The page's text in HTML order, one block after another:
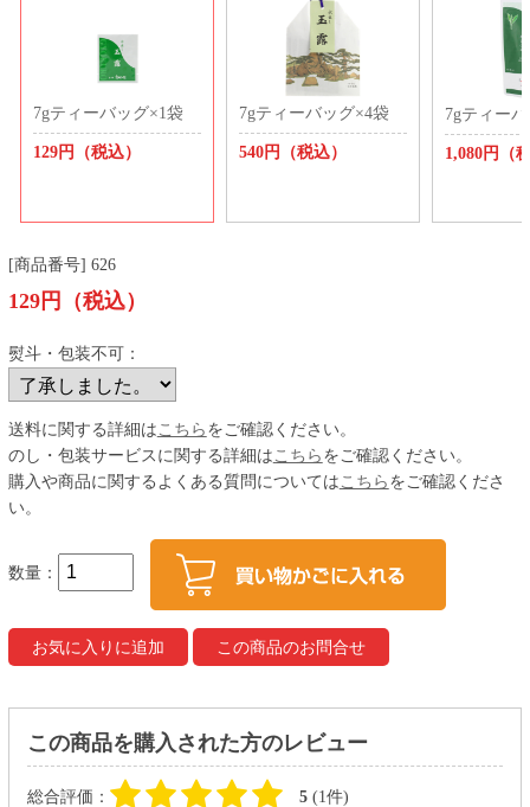
7gティーバッグ×1袋
129円（税込）
7gティーバッグ×4袋
540円（税込）
7gティー
1,080円（
[商品番号] 626
129円（税込）
熨斗・包装不可：
送料に関する詳細は こちら をご確認ください。
のし・包装サービスに関する詳細は こちら をご確認ください。
購入や商品に関するよくある質問については こちら をご確認くださ
い。
数量：
この商品を購入された方のレビュー
総合評価： 5(1件)